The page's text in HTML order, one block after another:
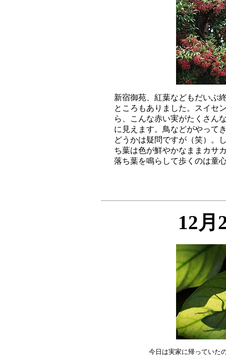
新宿御苑、紅葉などもだいぶ
ところもありました。スイセ
ら、こんな赤い実がたくさん
に見えます。鳥などがやって
どうかは疑問ですが（笑）。
ち葉は色が鮮やかなままカサ
12月
今日は実家に帰っていた